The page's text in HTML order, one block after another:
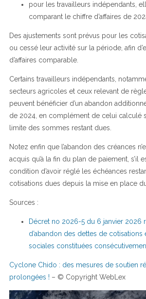
pour les travailleurs indépendants,
comparant le chiffre d’affaires de
Des ajustements sont prévus pour les
ou cessé leur activité sur la période, afin
d’affaires comparable.
Certains travailleurs indépendants,
secteurs agricoles et ceux relevant de
peuvent bénéficier d’un abandon
de 2024, en complément de celui calculé
limite des sommes restant dues.
Notez enfin que l’abandon des créances
acquis qu’à la fin du plan de paiement, s’il
condition d’avoir réglé les échéances
cotisations dues depuis la mise en place
Sources :
Décret no 2026-5 du 6 janvier 2026
d’abandon des dettes de cotisations
sociales constituées
Cyclone Chido : des mesures de soutien
prolongées ! – © Copyright WebLex